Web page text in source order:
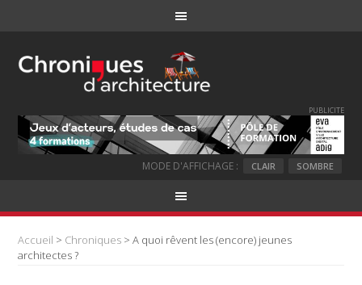
PUBLICITE
MODE D'AFFICHAGE : CLAIR SOMBRE
Accueil > Chroniques > A quoi rêvent les (encore) jeunes
architectes ?